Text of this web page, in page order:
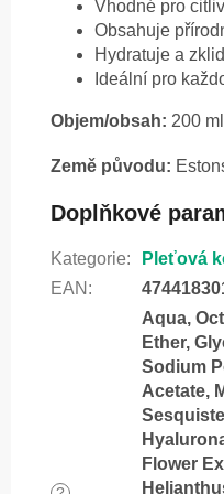
Vhodné pro
Obsahuje
Hydratuje a
Ideální pro
Objem/obsah: 200 ml
Země původu:
Doplňkové
Kategorie:
Pleťová
EAN :
Aqua,
Ether,
Sodium
Acetate,
Flower